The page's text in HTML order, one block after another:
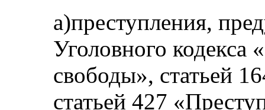
a)преступления,
Уголовного кодекса
свободы», статьей
статьей 427